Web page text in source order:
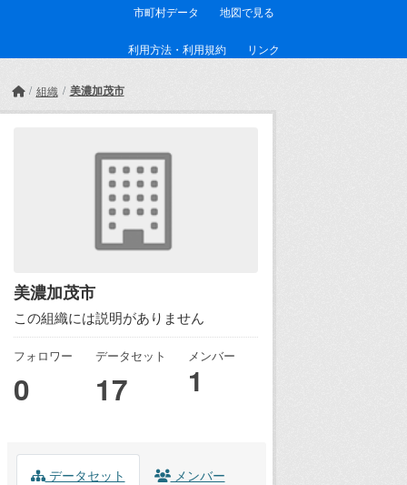
市町村データ 地図で見る
利用方法・利用規約 リンク
組織 美濃加茂市
美濃加茂市
この組織には説明がありません
フォロワー
0
データセット
17
メンバー
1
データセット メンバー